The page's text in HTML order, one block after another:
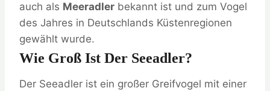
auch als Meeradler bekannt ist und zum Vogel
des Jahres in Deutschlands Küstenregionen
gewählt wurde.
Wie Groß Ist Der Seeadler?
Der Seeadler ist ein großer Greifvogel mit einer